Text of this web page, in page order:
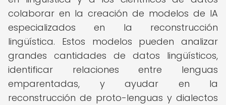
colaborar en la creación de modelos de IA
especializados en la reconstrucción
lingüística. Estos modelos pueden analizar
grandes cantidades de datos lingüísticos,
identificar relaciones entre lenguas
emparentadas, y ayudar en la
reconstrucción de proto-lenguas y dialectos